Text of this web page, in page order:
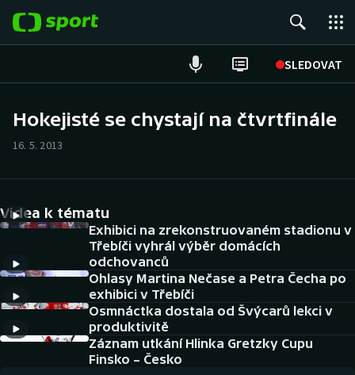
SLEDOVAT
Hokej
Tenis
Atletika
DALŠÍ SPORTY
Americký fotbal
Baseball a softbal
NEPŘEHLÉDNĚTE
Hokejisté se chystají na čtvrtfinále
16. 5. 2013
Videa k tématu
Exhibici na zrekonstruovaném stadionu v
Třebíči vyhrál výběr domácích
odchovanců
Ohlasy Martina Nečase a Petra Čecha po
exhibici v Třebíči
Osmnáctka dostala od Švýcarů lekci v
produktivitě
Záznam utkání Hlinka Gretzky Cupu
Finsko – Česko